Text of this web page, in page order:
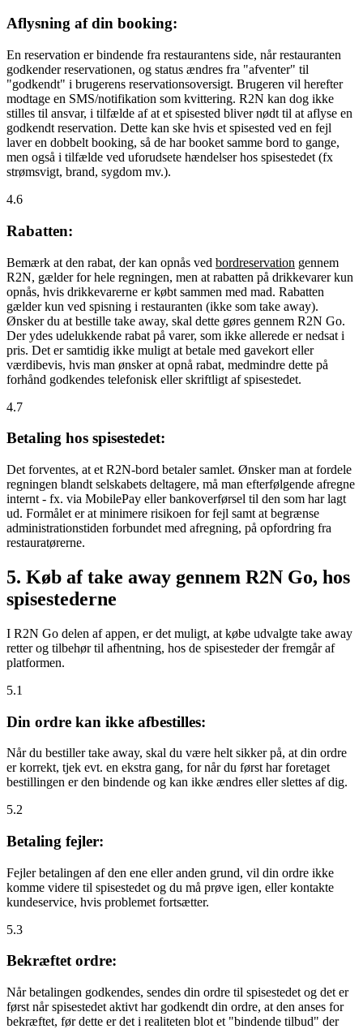
Aflysning af din booking:
En reservation er bindende fra restaurantens side, når restauranten
godkender reservationen, og status ændres fra "afventer" til
"godkendt" i brugerens reservationsoversigt. Brugeren vil herefter
modtage en SMS/notifikation som kvittering. R2N kan dog ikke
stilles til ansvar, i tilfælde af at et spisested bliver nødt til at aflyse en
godkendt reservation. Dette kan ske hvis et spisested ved en fejl
laver en dobbelt booking, så de har booket samme bord to gange,
men også i tilfælde ved uforudsete hændelser hos spisestedet (fx
strømsvigt, brand, sygdom mv.).
4.6
Rabatten:
Bemærk at den rabat, der kan opnås ved bordreservation gennem
R2N, gælder for hele regningen, men at rabatten på drikkevarer kun
opnås, hvis drikkevarerne er købt sammen med mad. Rabatten
gælder kun ved spisning i restauranten (ikke som take away).
Ønsker du at bestille take away, skal dette gøres gennem R2N Go.
Der ydes udelukkende rabat på varer, som ikke allerede er nedsat i
pris. Det er samtidig ikke muligt at betale med gavekort eller
værdibevis, hvis man ønsker at opnå rabat, medmindre dette på
forhånd godkendes telefonisk eller skriftligt af spisestedet.
4.7
Betaling hos spisestedet:
Det forventes, at et R2N-bord betaler samlet. Ønsker man at fordele
regningen blandt selskabets deltagere, må man efterfølgende afregne
internt - fx. via MobilePay eller bankoverførsel til den som har lagt
ud. Formålet er at minimere risikoen for fejl samt at begrænse
administrationstiden forbundet med afregning, på opfordring fra
restauratørerne.
5. Køb af take away gennem R2N Go, hos
spisestederne
I R2N Go delen af appen, er det muligt, at købe udvalgte take away
retter og tilbehør til afhentning, hos de spisesteder der fremgår af
platformen.
5.1
Din ordre kan ikke afbestilles:
Når du bestiller take away, skal du være helt sikker på, at din ordre
er korrekt, tjek evt. en ekstra gang, for når du først har foretaget
bestillingen er den bindende og kan ikke ændres eller slettes af dig.
5.2
Betaling fejler:
Fejler betalingen af den ene eller anden grund, vil din ordre ikke
komme videre til spisestedet og du må prøve igen, eller kontakte
kundeservice, hvis problemet fortsætter.
5.3
Bekræftet ordre:
Når betalingen godkendes, sendes din ordre til spisestedet og det er
først når spisestedet aktivt har godkendt din ordre, at den anses for
bekræftet, før dette er det i realiteten blot et "bindende tilbud" der